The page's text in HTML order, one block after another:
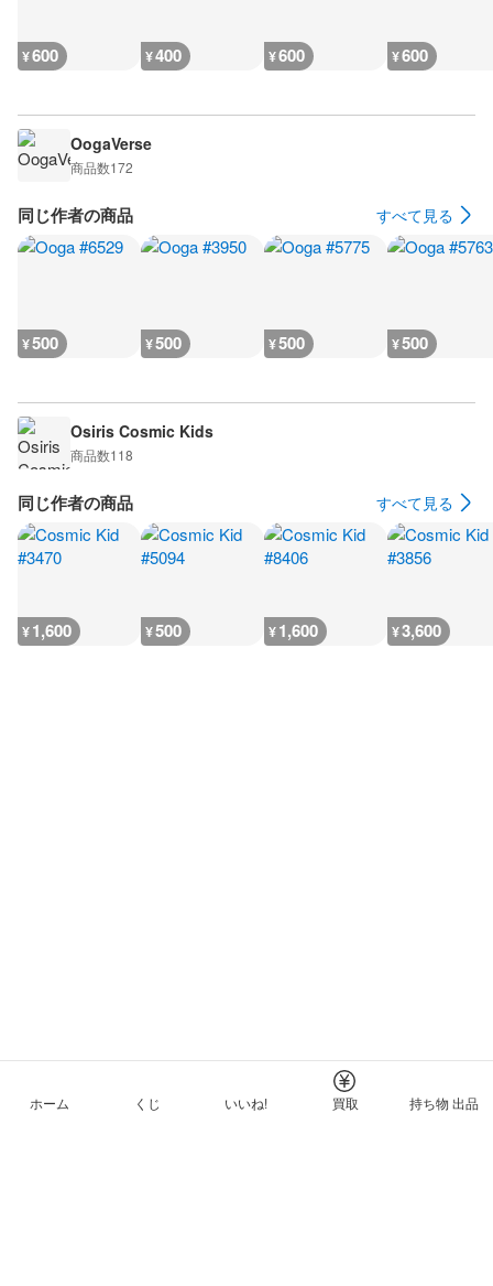
¥600 ¥400 ¥600 ¥600
OogaVerse
商品数172
同じ作者の商品 すべて見る
¥500 ¥500 ¥500 ¥500
Osiris Cosmic Kids
商品数118
同じ作者の商品 すべて見る
¥1,600 ¥500 ¥1,600 ¥3,600
ホーム くじ いいね! 買取 持ち物 出品